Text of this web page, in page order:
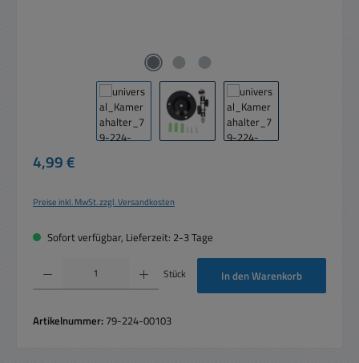
Regulärer Preis:
4,99 €
Preise inkl. MwSt. zzgl. Versandkosten
Sofort verfügbar, Lieferzeit: 2-3 Tage
Produkt Anzahl: Gib den gewünschten Wert ein oder benutze die Schaltflächen um
Stück In den Warenkorb
Artikelnummer: 79-224-00103